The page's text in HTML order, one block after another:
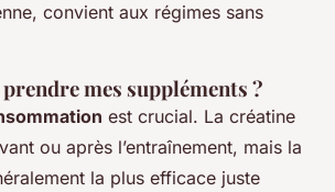
convient aux régimes sans
mes suppléments ?
est crucial. La créatine
ou après l’entraînement, mais la
la plus efficace juste